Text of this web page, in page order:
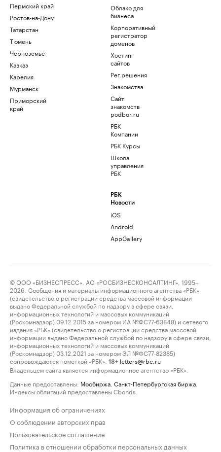
Пермский край
Ростов-на-Дону
Татарстан
Тюмень
Черноземье
Кавказ
Карелия
Мурманск
Приморский
край
Облако для
бизнеса
Корпоративный
регистратор
доменов
Хостинг
сайтов
Рег.решения
Знакомства
Сайт
знакомств
podbor.ru
РБК
Компании
РБК Курсы
Школа
управления
РБК
РБК
Новости
iOS
Android
AppGallery
© ООО «БИЗНЕСПРЕСС», АО «РОСБИЗНЕСКОНСАЛТИНГ», 1995–
2026. Сообщения и материалы информационного агентства «РБК»
(свидетельство о регистрации средства массовой информации
выдано Федеральной службой по надзору в сфере связи,
информационных технологий и массовых коммуникаций
(Роскомнадзор) 09.12.2015 за номером ИА №ФС77-63848) и сетевого
издания «РБК» (свидетельство о регистрации средства массовой
информации выдано Федеральной службой по надзору в сфере связи,
информационных технологий и массовых коммуникаций
(Роскомнадзор) 03.12.2021 за номером ЭЛ №ФС77-82385)
сопровождаются пометкой «РБК».
18+ letters@rbc.ru
Владельцем сайта является информационное агентство «РБК».
Данные предоставлены: Мосбиржа Санкт-Петербургская биржа
Индексы облигаций предоставлены Cbonds.
Информация об ограничениях
О соблюдении авторских прав
Пользовательское соглашение
Политика в отношении обработки персональных данных